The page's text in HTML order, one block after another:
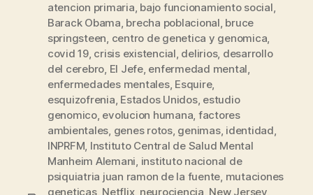
atencion primaria, bajo funcionamiento social,
Barack Obama, brecha poblacional, bruce
springsteen, centro de genetica y genomica,
covid 19, crisis existencial, delirios, desarrollo
del cerebro, El Jefe, enfermedad mental,
enfermedades mentales, Esquire,
esquizofrenia, Estados Unidos, estudio
genomico, evolucion humana, factores
ambientales, genes rotos, genimas, identidad,
INPRFM, Instituto Central de Salud Mental
Manheim Alemani, instituto nacional de
psiquiatria juan ramon de la fuente, mutaciones
geneticas, Netflix, neurociencia, New Jersey,